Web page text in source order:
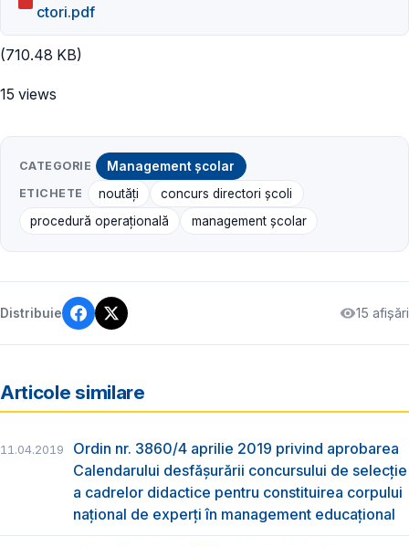
ctori.pdf
(710.48 KB)
15 views
CATEGORIE Management școlar
ETICHETE noutăți
concurs directori şcoli
procedură operațională
management școlar
Distribuie 15 afișări
Articole similare
11.04.2019
Ordin nr. 3860/4 aprilie 2019 privind aprobarea
Calendarului desfăşurării concursului de selecţie
a cadrelor didactice pentru constituirea corpului
naţional de experţi în management educaţional